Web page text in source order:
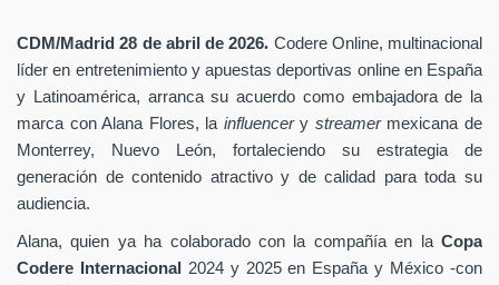
CDM/Madrid 28 de abril de 2026. Codere Online, multinacional
líder en entretenimiento y apuestas deportivas online en España
y Latinoamérica, arranca su acuerdo como embajadora de la
marca con Alana Flores, la influencery streamer mexicana de
Monterrey, Nuevo León, fortaleciendo su estrategia de
generación de contenido atractivo y de calidad para toda su
audiencia.
Alana, quien ya ha colaborado con la compañía en la Copa
Codere Internacional 2024 y 2025 en España y México -con